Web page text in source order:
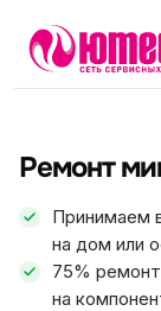
Ремонт
Принимаем
на дом или
75%
на
ФИКС ЦЕНА